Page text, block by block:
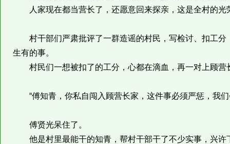
人家现在都当营长了，还愿意回来探亲，这是全村的光
村干部们严肃批评了一群造谣的村民，写检讨、扣工分
生有的事。
村民们一想被扣了的工分，心都在滴血，再一对上顾营
“傅知青，你私自闯入顾营长家，这件事必须严惩，我们
傅贤光呆住了。
他是村里最能干的知青，帮村干部干了不少实事，兴许